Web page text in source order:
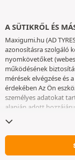
A SÜTIKRŐL ÉS
Maxigumi.hu (AD
azonosításra szolgáló
nyomkövetőket
működésének
mérések elvégzése és
érdekében Az Ön
személyes adatokat
alapján adott
nyomkövetőket az
hónapig őrizzük meg.
és egyéb nyomkövetők
sütik vagy más